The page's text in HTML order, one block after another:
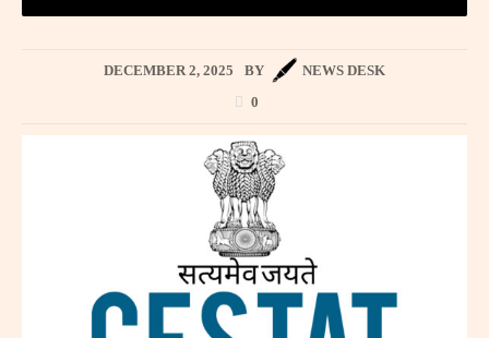
DECEMBER 2, 2025 BY
NEWS DESK
0